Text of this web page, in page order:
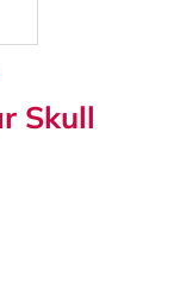
Skull